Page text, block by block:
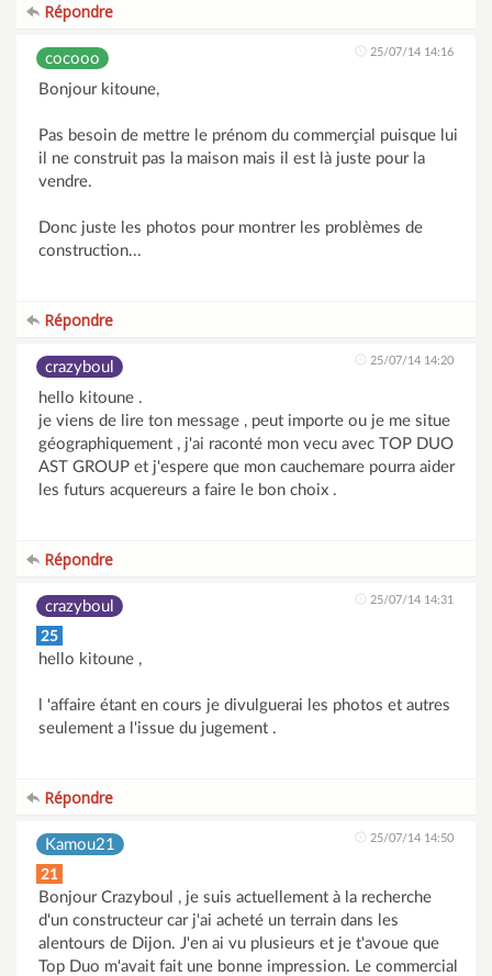
Répondre
cocooo 25/07/14 14:16
Bonjour kitoune,
Pas besoin de mettre le prénom du commerçial puisque lui
il ne construit pas la maison mais il est là juste pour la
vendre.
Donc juste les photos pour montrer les problèmes de
construction...
Répondre
crazyboul 25/07/14 14:20
hello kitoune .
je viens de lire ton message , peut importe ou je me situe
géographiquement , j'ai raconté mon vecu avec TOP DUO
AST GROUP et j'espere que mon cauchemare pourra aider
les futurs acquereurs a faire le bon choix .
Répondre
crazyboul 25/07/14 14:31
25
hello kitoune ,
l 'affaire étant en cours je divulguerai les photos et autres
seulement a l'issue du jugement .
Répondre
Kamou21 25/07/14 14:50
21
Bonjour Crazyboul , je suis actuellement à la recherche
d'un constructeur car j'ai acheté un terrain dans les
alentours de Dijon. J'en ai vu plusieurs et je t'avoue que
Top Duo m'avait fait une bonne impression. Le commercial